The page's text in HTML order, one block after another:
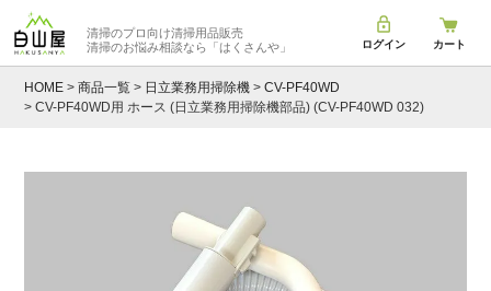
清掃のプロ向け清掃用品販売
清掃のお悩み相談なら 「はくさんや」 ログイン カート
HOME 商品一覧 日立業務用掃除機
CV-PF40WD
CV-PF40WD用 ホース (日立業務用掃除機部品) (CV-PF40WD 032)